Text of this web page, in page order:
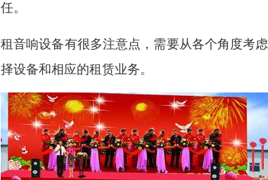
任。
租音响设备有很多注意点，需要从各个角度考
择设备和相应的租赁业务。